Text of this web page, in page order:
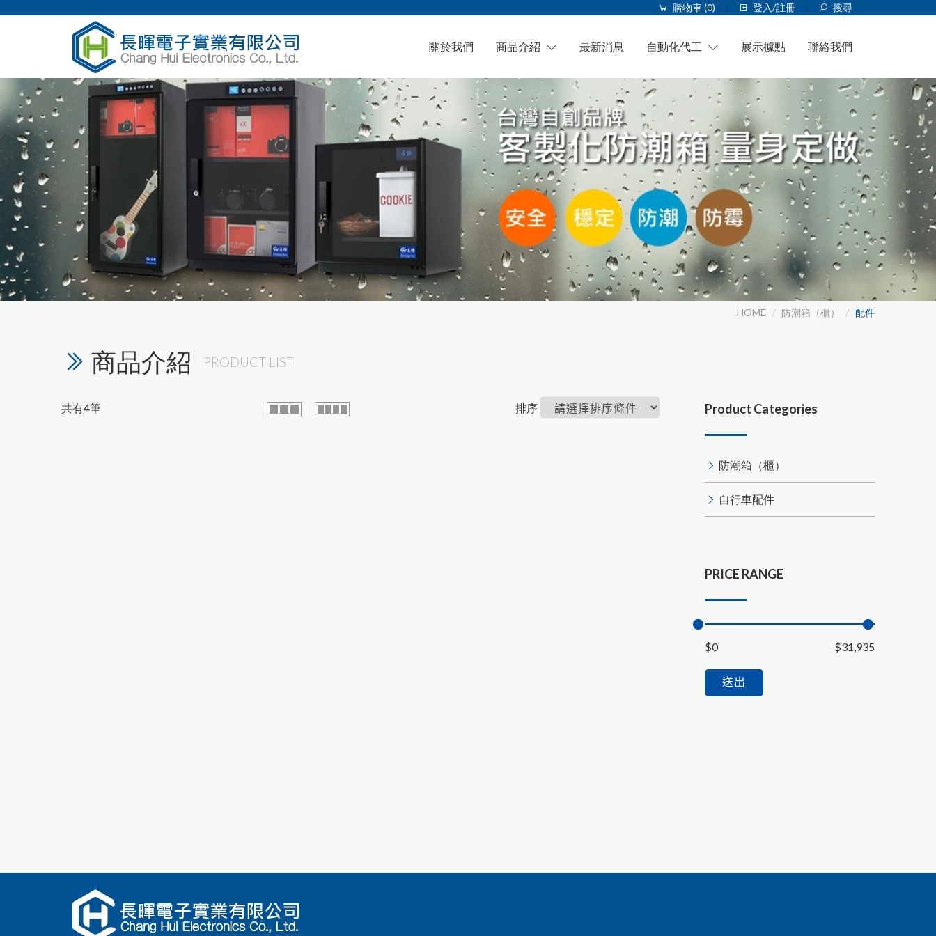
購物車 (0) 登入/註冊 搜尋
關於我們 商品介紹
防潮箱（櫃）
可調式防潮箱(櫃)
觸控式防潮箱(櫃)
物理式防潮箱(櫃)
樂器防潮箱
工業級低濕防潮箱(櫃)
客製化防潮箱(櫃)
自行車配件
最新消息 自動化代工
自動化代工設備
展示據點 聯絡我們
HOME 防潮箱（櫃） 配件
商品介紹 PRODUCT LIST
共有4筆 排序 Product Categories
防潮箱（櫃）
自行車配件
PRICE RANGE
$0 $31,935
送出